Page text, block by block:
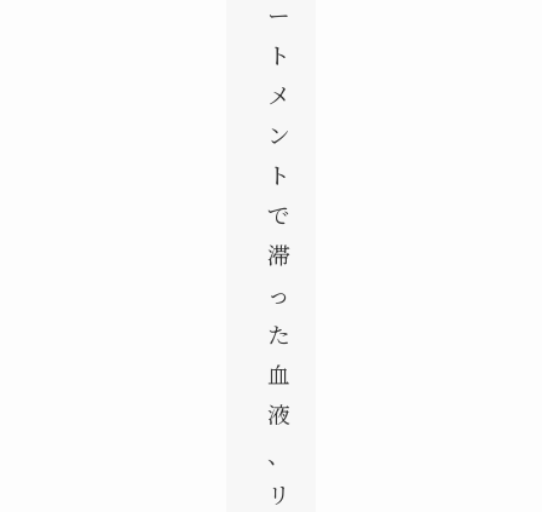
ー
ト
メ
ン
ト
で
滞
っ
た
血
液
、
リ